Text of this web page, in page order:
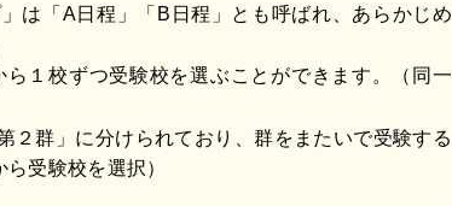
は「A日程」「B日程」とも呼ばれ、あらかじめ
１校ずつ受験校を選ぶことができます。（同一
群」に分けられており、群をまたいで受験する
受験校を選択）